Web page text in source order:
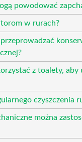
powodować
w rurach?
z toalety, aby
czyszczenia
można